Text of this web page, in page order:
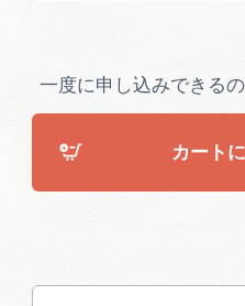
広告掲載
サイトポリシー
一度に申し込みできる
カート